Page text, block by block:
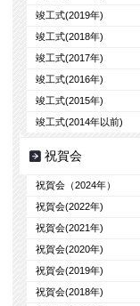
竣工式(2019年)
竣工式(2018年)
竣工式(2017年)
竣工式(2016年)
竣工式(2015年)
竣工式(2014年以前)
祝賀会
祝賀会（2024年）
祝賀会(2022年)
祝賀会(2021年)
祝賀会(2020年)
祝賀会(2019年)
祝賀会(2018年)